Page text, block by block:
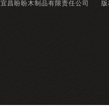
宜昌盼盼木制品有限责任公司